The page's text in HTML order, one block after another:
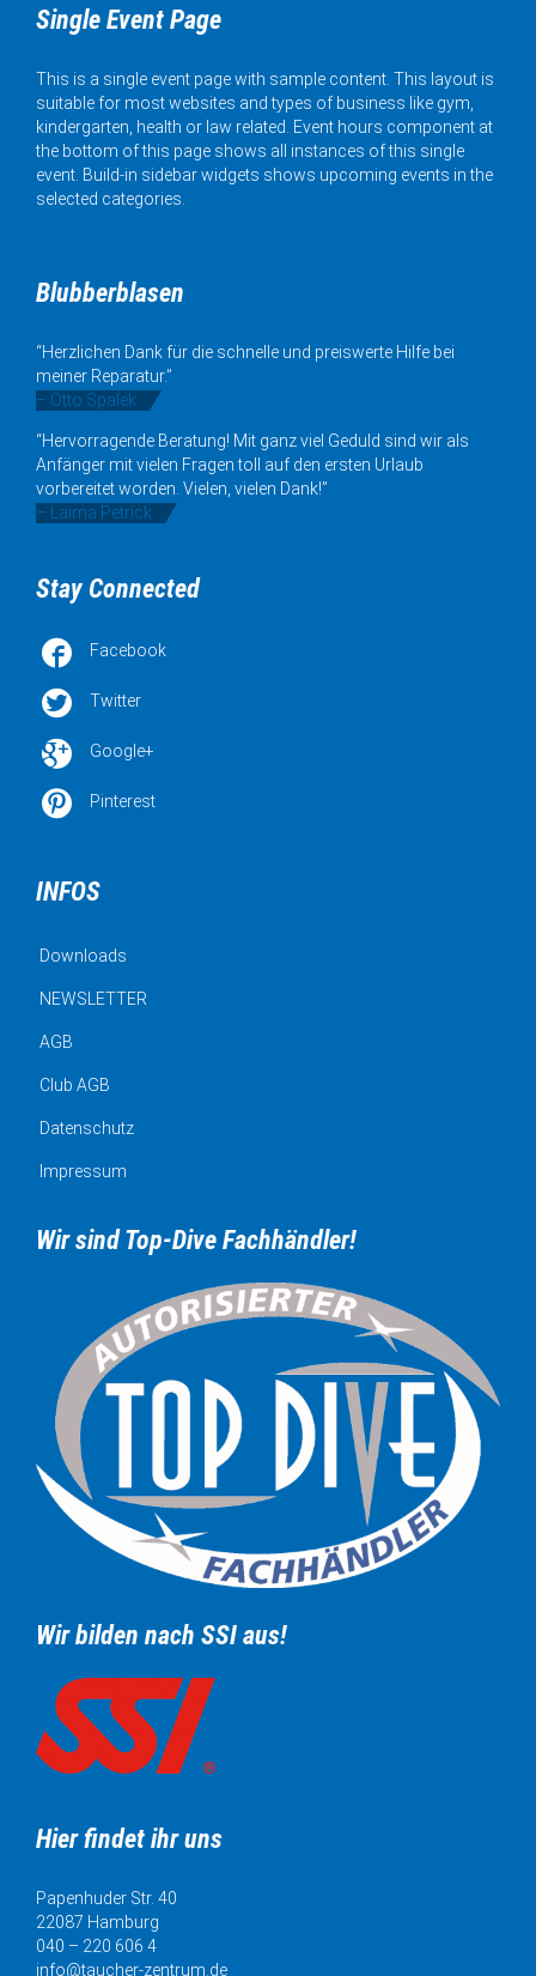
Single Event Page
This is a single event page with sample content. This layout is
suitable for most websites and types of business like gym,
kindergarten, health or law related. Event hours component at
the bottom of this page shows all instances of this single
event. Build-in sidebar widgets shows upcoming events in the
selected categories.
Blubberblasen
“Herzlichen Dank für die schnelle und preiswerte Hilfe bei
meiner Reparatur.”
– Otto Spalek
“Hervorragende Beratung! Mit ganz viel Geduld sind wir als
Anfänger mit vielen Fragen toll auf den ersten Urlaub
vorbereitet worden. Vielen, vielen Dank!”
– Laima Petrick
Stay Connected
 Facebook
 Twitter
 Google+
 Pinterest
INFOS
Downloads
NEWSLETTER
AGB
Club AGB
Datenschutz
Impressum
Wir sind Top-Dive Fachhändler!
Wir bilden nach SSI aus!
Hier findet ihr uns
Papenhuder Str. 40
22087 Hamburg
040 – 220 606 4
info@taucher-zentrum.de